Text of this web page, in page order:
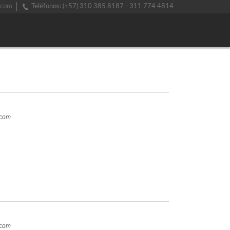
Teléfonos: (+57) 310 385 8187 - 311 774 4814